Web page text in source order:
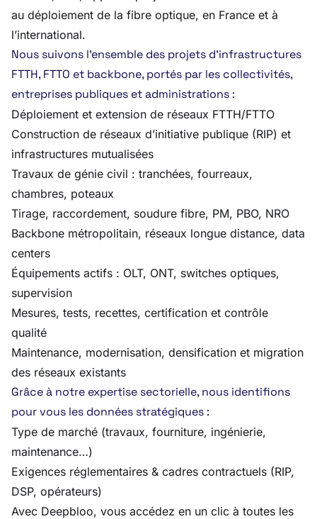
au déploiement de la fibre optique, en France et à
l’international.
Nous suivons l’ensemble des projets d’infrastructures
FTTH, FTTO et backbone, portés par les collectivités,
entreprises publiques et administrations :
Déploiement et extension de réseaux FTTH/FTTO
Construction de réseaux d’initiative publique (RIP) et
infrastructures mutualisées
Travaux de génie civil : tranchées, fourreaux,
chambres, poteaux
Tirage, raccordement, soudure fibre, PM, PBO, NRO
Backbone métropolitain, réseaux longue distance, data
centers
Équipements actifs : OLT, ONT, switches optiques,
supervision
Mesures, tests, recettes, certification et contrôle
qualité
Maintenance, modernisation, densification et migration
des réseaux existants
Grâce à notre expertise sectorielle, nous identifions
pour vous les données stratégiques :
Type de marché (travaux, fourniture, ingénierie,
maintenance…)
Exigences réglementaires & cadres contractuels (RIP,
DSP, opérateurs)
Avec Deepbloo, vous accédez en un clic à toutes les